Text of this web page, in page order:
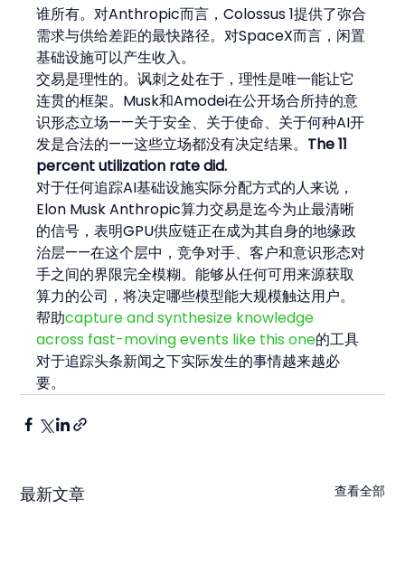
谁所有。对Anthropic而言，Colossus 1提供了弥合
需求与供给差距的最快路径。对SpaceX而言，闲置
基础设施可以产生收入。
交易是理性的。讽刺之处在于，理性是唯一能让它
连贯的框架。Musk和Amodei在公开场合所持的意
识形态立场——关于安全、关于使命、关于何种AI开
发是合法的——这些立场都没有决定结果。 The 11
percent utilization rate did.
对于任何追踪AI基础设施实际分配方式的人来说，
Elon Musk Anthropic算力交易是迄今为止最清晰
的信号，表明GPU供应链正在成为其自身的地缘政
治层——在这个层中，竞争对手、客户和意识形态对
手之间的界限完全模糊。能够从任何可用来源获取
算力的公司，将决定哪些模型能大规模触达用户。
帮助capture and synthesize knowledge
across fast-moving events like this one的工具
对于追踪头条新闻之下实际发生的事情越来越必
要。
最新文章 查看全部